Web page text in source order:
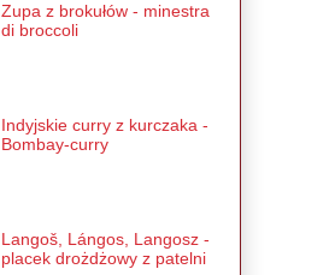
Zupa z brokułów - minestra
di broccoli
Indyjskie curry z kurczaka -
Bombay-curry
Langoš, Lángos, Langosz -
placek drożdżowy z patelni